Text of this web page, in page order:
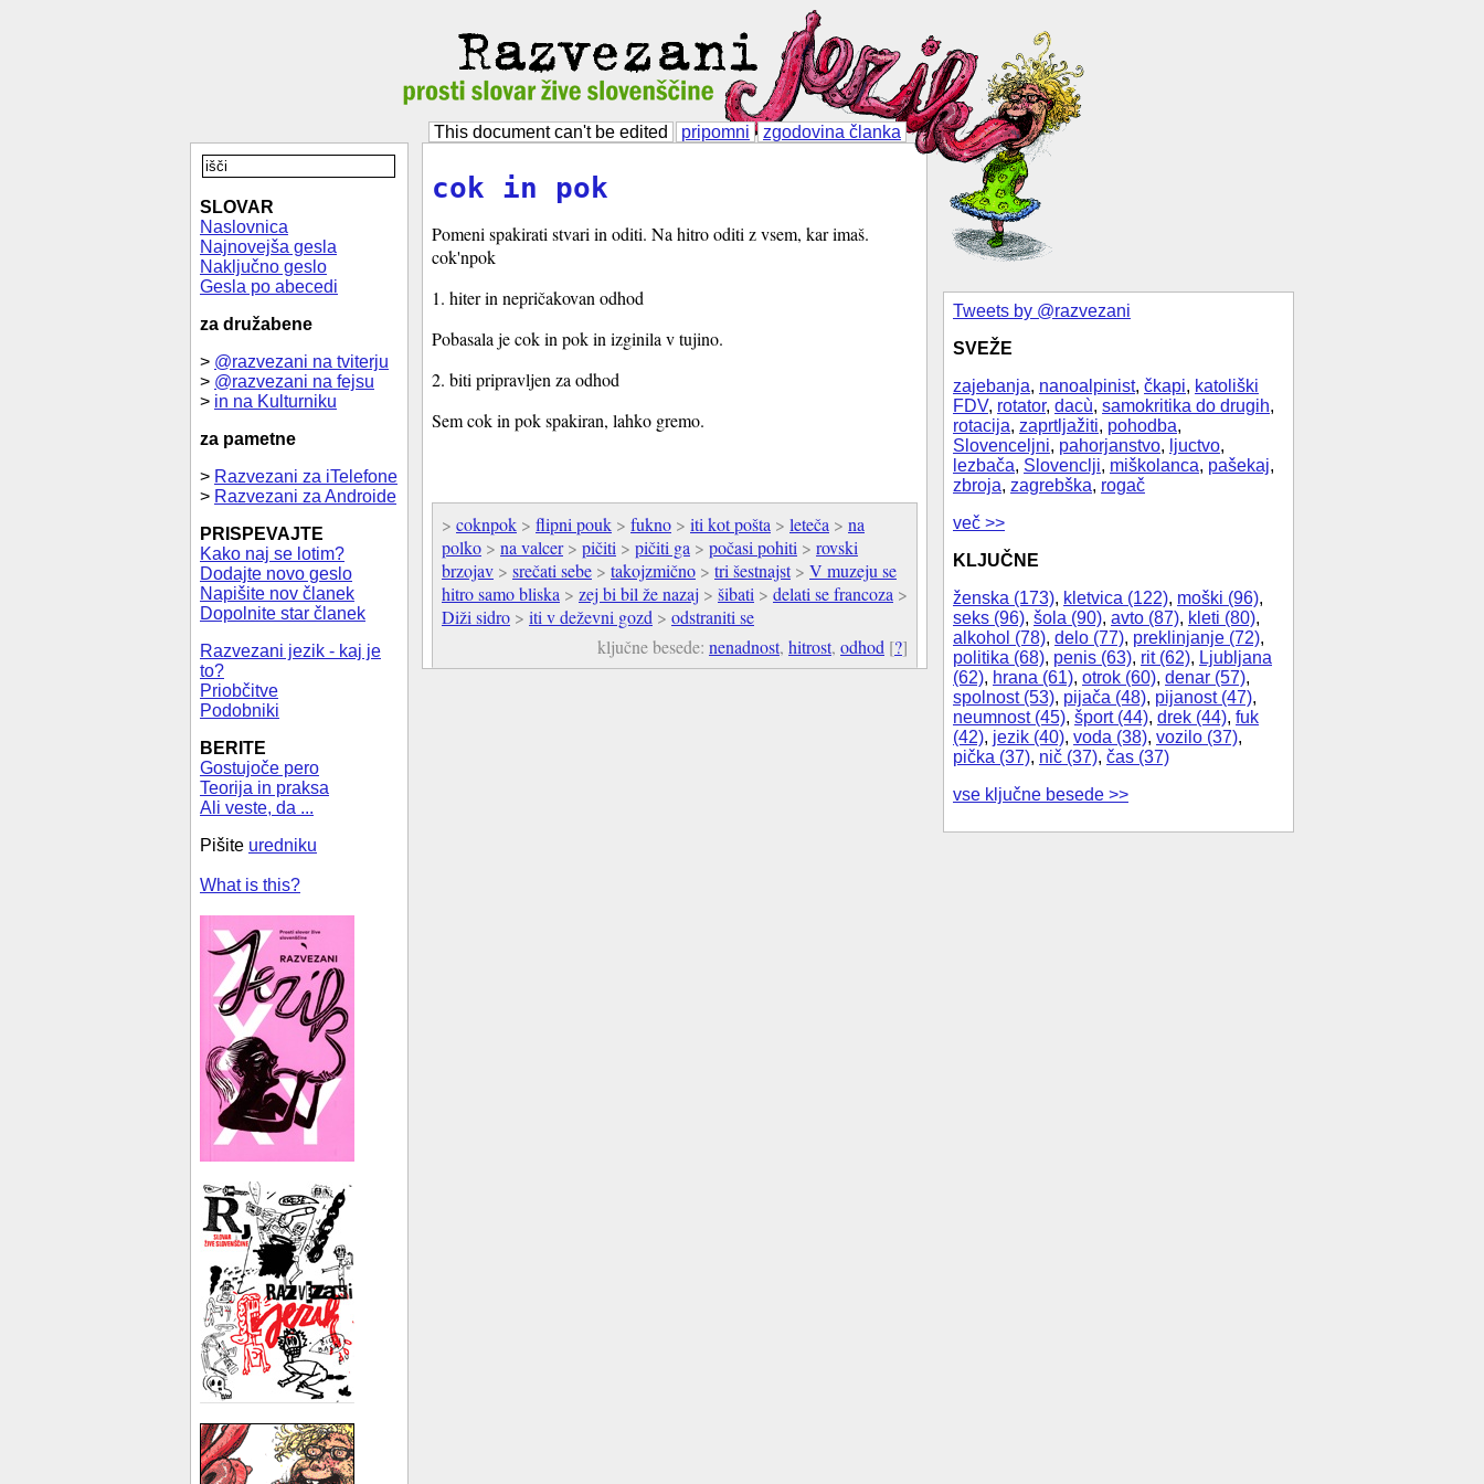
This document can't be edited pripomni zgodovina članka
Tweets by @razvezani
SVEŽE
zajebanja, nanoalpinist, čkapi, katoliški
FDV, rotator, dacù, samokritika do drugih,
rotacija, zaprtljažiti, pohodba,
Slovenceljni, pahorjanstvo, ljuctvo,
lezbača, Slovenclji, miškolanca, pašekaj,
zbroja, zagrebška, rogač
več >>
KLJUČNE
ženska (173), kletvica (122), moški (96),
seks (96), šola (90), avto (87), kleti (80),
alkohol (78), delo (77), preklinjanje (72),
politika (68), penis (63), rit (62), Ljubljana
(62), hrana (61), otrok (60), denar (57),
spolnost (53), pijača (48), pijanost (47),
neumnost (45), šport (44), drek (44), fuk
(42), jezik (40), voda (38), vozilo (37),
pička (37), nič (37), čas (37)
vse ključne besede >>
SLOVAR
Naslovnica
Najnovejša gesla
Naključno geslo
Gesla po abecedi
za družabene
> @razvezani na tviterju
> @razvezani na fejsu
> in na Kulturniku
za pametne
> Razvezani za iTelefone
> Razvezani za Androide
PRISPEVAJTE
Kako naj se lotim?
Dodajte novo geslo
Napišite nov članek
Dopolnite star članek
Razvezani jezik - kaj je
to?
Priobčitve
Podobniki
BERITE
Gostujoče pero
Teorija in praksa
Ali veste, da ...
Pišite uredniku
What is this?
cok in pok
Pomeni spakirati stvari in oditi. Na hitro oditi z vsem, kar imaš.
cok'npok
1. hiter in nepričakovan odhod
Pobasala je cok in pok in izginila v tujino.
2. biti pripravljen za odhod
Sem cok in pok spakiran, lahko gremo.
> coknpok > flipni pouk > fukno > iti kot pošta > leteča > na
polko > na valcer> pičiti > pičiti ga > počasi pohiti > rovski
brzojav > srečati sebe > takojzmično > tri šestnajst> V muzeju se
hitro samo bliska > zej bi bil že nazaj > šibati > delati se francoza >
Diži sidro > iti v deževni gozd > odstraniti se
ključne besede: nenadnost, hitrost, odhod [?]